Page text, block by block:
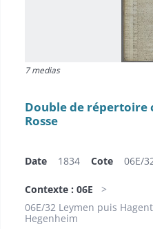
7 medias
Double de répertoire
Rosse
Date 1834 Cote 06E/
Contexte : 06E
06E/32 Leymen puis
Hegenheim